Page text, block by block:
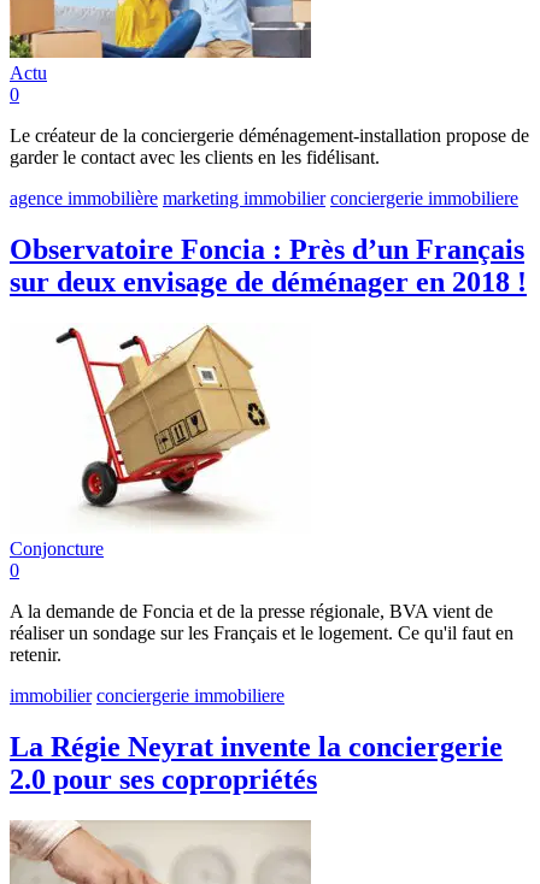
Actu
0
Le créateur de la conciergerie déménagement-installation propose de
garder le contact avec les clients en les fidélisant.
agence immobilière marketing immobilier conciergerie immobiliere
Observatoire Foncia : Près d’un Français
sur deux envisage de déménager en 2018 !
Conjoncture
0
A la demande de Foncia et de la presse régionale, BVA vient de
réaliser un sondage sur les Français et le logement. Ce qu'il faut en
retenir.
immobilier conciergerie immobiliere
La Régie Neyrat invente la conciergerie
2.0 pour ses copropriétés